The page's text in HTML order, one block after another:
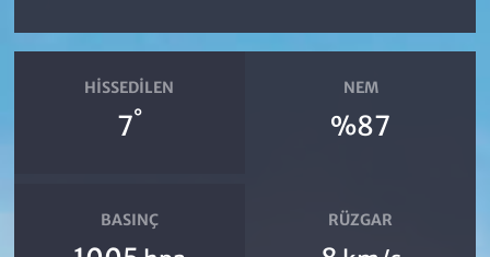
HISSEDILEN
7°
NEM
%87
BASINÇ RÜZGAR